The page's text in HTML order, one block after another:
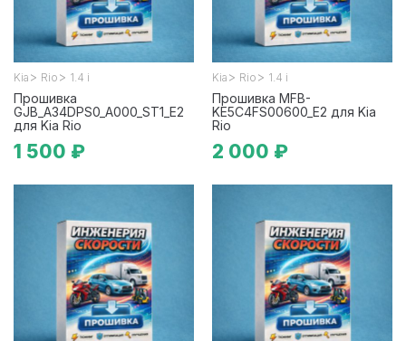
Kia > Rio > 1.4 i
Прошивка
GJB_A34DPS0_A000_ST1_E2
для Kia Rio
1 500 ₽
Kia > Rio > 1.4 i
Прошивка MFB-
KE5C4FS00600_E2 для Kia
Rio
2 000 ₽